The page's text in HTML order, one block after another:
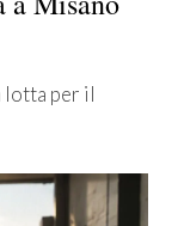
lotta per il